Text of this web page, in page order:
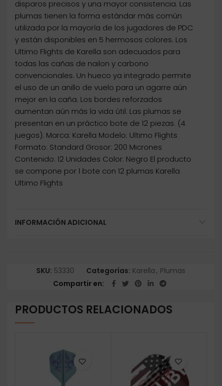
disparos precisos y una mayor consistencia. Las
plumas tienen la forma estándar más común
utilizada por la mayoría de los jugadores de PDC
y están disponibles en 5 hermosos colores. Los
Ultimo Flights de Karella son adecuados para
todas las cañas de nailon y carbono
convencionales. Un hueco ya integrado permite
el uso de un anillo de vuelo para un agarre aún
mejor en la caña. Los bordes reforzados
aumentan aún más la vida útil. Las plumas se
presentan en un práctico bote de 12 piezas. (4
juegos). Marca: Karella Modelo: Ultimo Flights
Formato: Standard Grosor: 200 Micrones
Contenido: 12 Unidades Color: Negro El producto
se compone por 1 bote con 12 plumas Karella
Ultimo Flights
INFORMACIÓN ADICIONAL
SKU: 53330 Categorías: Karella, Plumas
Compartir en
PRODUCTOS RELACIONADOS